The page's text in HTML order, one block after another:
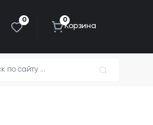
0
Корзина
0